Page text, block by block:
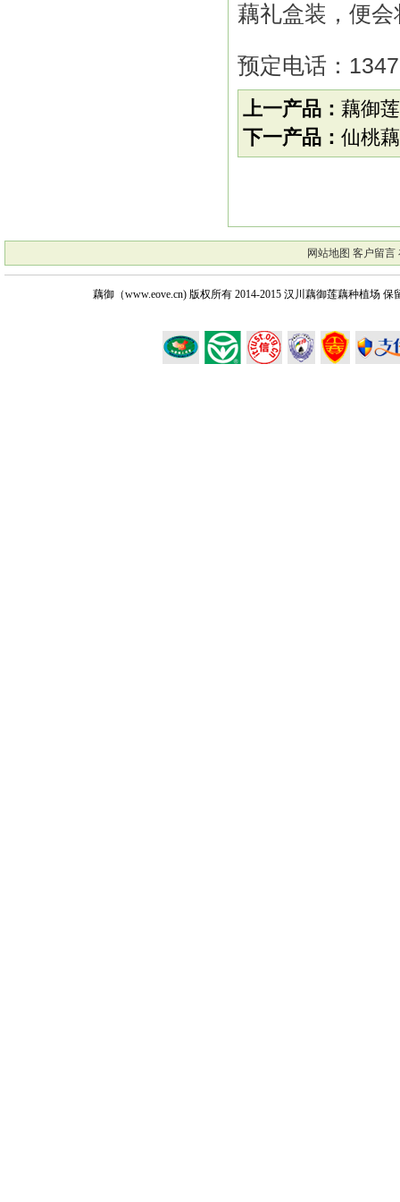
藕礼盒装，便
预定电话：
上一产品： 藕御
下一产品： 仙桃
网站地图 客户留言
藕御（www.eove.cn) 版权所有2014-2015 汉川藕御莲藕种植场 保